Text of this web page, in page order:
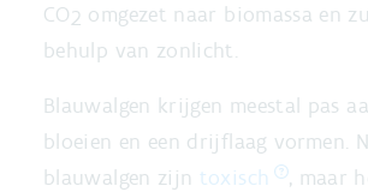
CO2 omgezet naar biomassa en
behulp van zonlicht.
Blauwalgen krijgen meestal pas
bloeien en een drijflaag vormen.
blauwalgen zijn toxisch
, maar